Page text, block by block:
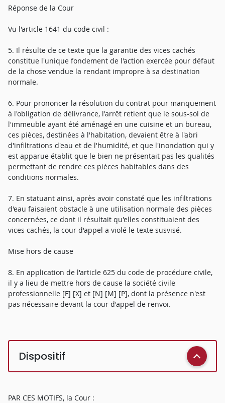
Réponse de la Cour
Vu l'article 1641 du code civil :
5. Il résulte de ce texte que la garantie des vices cachés
constitue l'unique fondement de l'action exercée pour défaut
de la chose vendue la rendant impropre à sa destination
normale.
6. Pour prononcer la résolution du contrat pour manquement
à l'obligation de délivrance, l'arrêt retient que le sous-sol de
l'immeuble ayant été aménagé en une cuisine et un bureau,
ces pièces, destinées à l'habitation, devaient être à l'abri
d'infiltrations d'eau et de l'humidité, et que l'inondation qui y
est apparue établit que le bien ne présentait pas les qualités
permettant de rendre ces pièces habitables dans des
conditions normales.
7. En statuant ainsi, après avoir constaté que les infiltrations
d'eau faisaient obstacle à une utilisation normale des pièces
concernées, ce dont il résultait qu'elles constituaient des
vices cachés, la cour d'appel a violé le texte susvisé.
Mise hors de cause
8. En application de l'article 625 du code de procédure civile,
il y a lieu de mettre hors de cause la société civile
professionnelle [F] [X] et [N] [M] [P], dont la présence n'est
pas nécessaire devant la cour d'appel de renvoi.
Dispositif
PAR CES MOTIFS, la Cour :